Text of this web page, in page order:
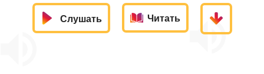
Слушать Читать